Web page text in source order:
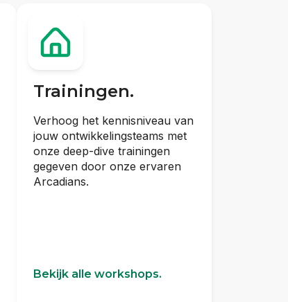
Trainingen.
Verhoog het kennisniveau van
jouw ontwikkelingsteams met
onze deep-dive trainingen
gegeven door onze ervaren
Arcadians.
Bekijk alle workshops.